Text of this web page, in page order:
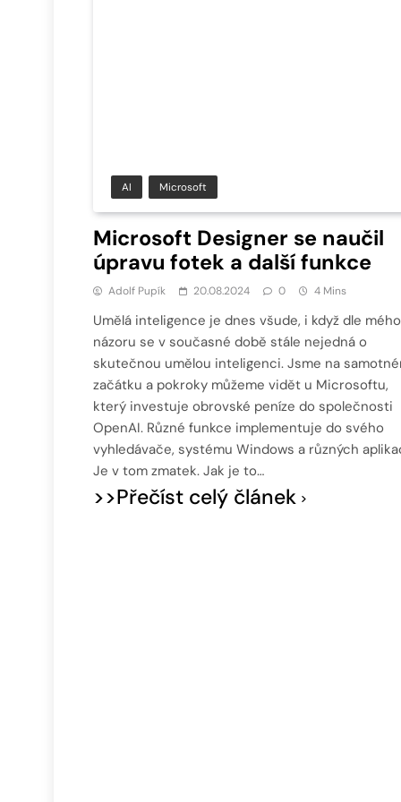
AI Microsoft
Microsoft Designer se naučil
úpravu fotek a další funkce
Adolf Pupík 20.08.2024 0 4 Mins
Umělá inteligence je dnes všude, i když dle mého
názoru se v současné době stále nejedná o
skutečnou umělou inteligenci. Jsme na
začátku a pokroky můžeme vidět u Microsoftu,
který investuje obrovské peníze do společnosti
OpenAI. Různé funkce implementuje do svého
vyhledávače, systému Windows a různých
Je v tom zmatek. Jak je to…
>>Přečíst celý článek